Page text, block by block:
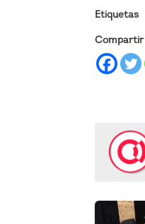
Etiquetas
Compartir